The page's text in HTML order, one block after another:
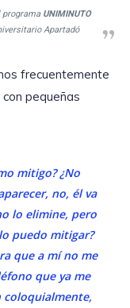
programa UNIMINUTO
Apartadó
frecuentemente
pequeñas
mitigo? ¿No
no, él va
lo elimine, pero
puedo mitigar?
que a mí no me
que ya me
coloquialmente,